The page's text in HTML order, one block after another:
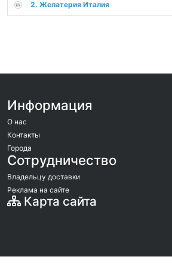
2. Желатерия Италия
Информация
О нас
Контакты
Города
Сотрудничество
Владельцу доставки
Реклама на сайте
Карта сайта